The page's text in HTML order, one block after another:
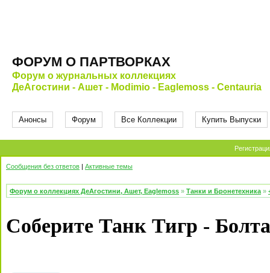
ФОРУМ О ПАРТВОРКАХ
Форум о журнальных коллекциях
ДеАгостини - Ашет - Modimio - Eaglemoss - Centauria
Анонсы Форум Все Коллекции Купить Выпуски
Сообщения без ответов | Активные темы
Форум о коллекциях ДеАгостини, Ашет, Eaglemoss » Танки и Бронетехника »
Соберите Танк Тигр -